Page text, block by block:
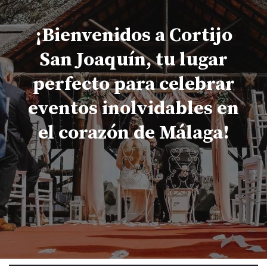
¡Bienvenidos a Cortijo
San Joaquín, tu lugar
perfecto para celebrar
eventos inolvidables en
el corazón de Málaga!